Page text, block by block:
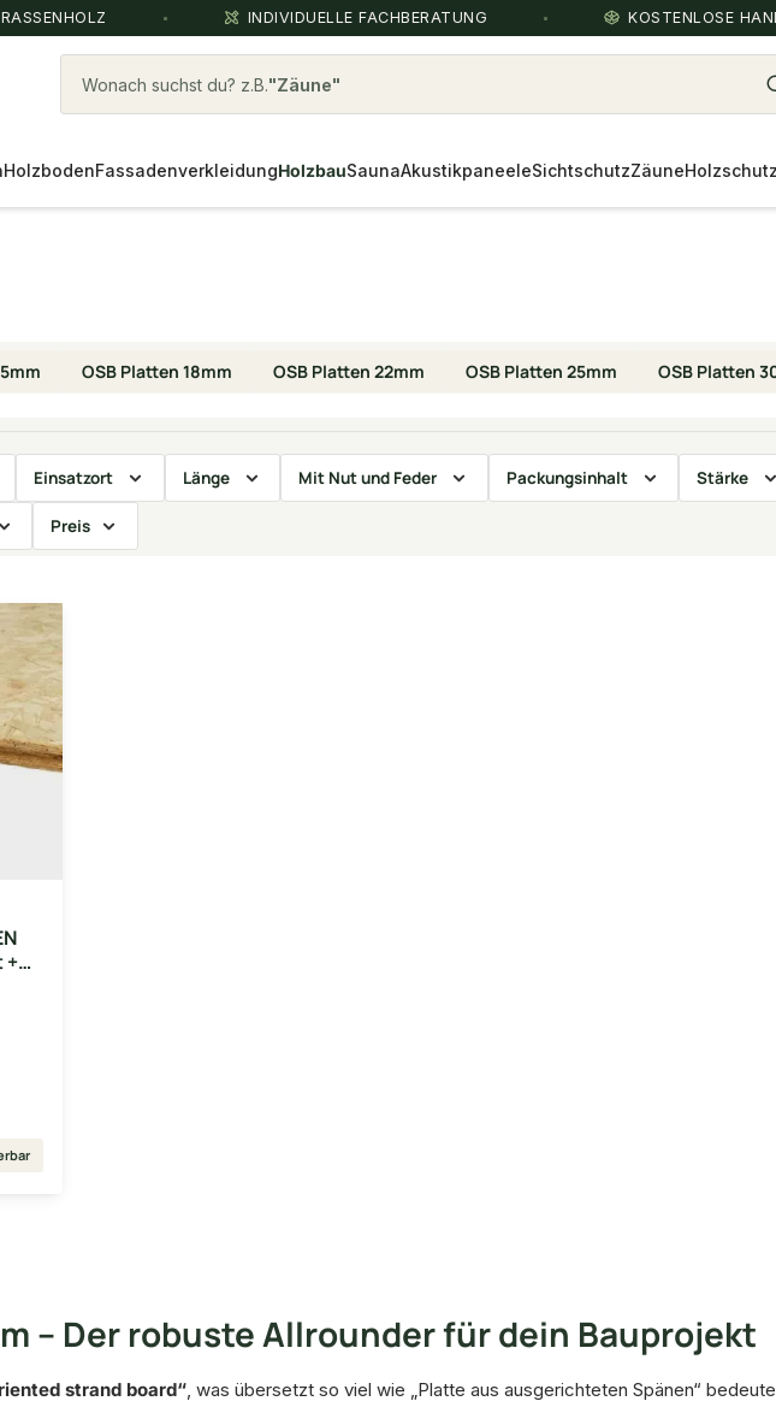
INDIVIDUELLE FACHBERATUNG KOSTENLOSE
Wonach suchst du? z.B.
HolzbodenFassadenverkleidungHolzbauSaunaAkustikpaneeleSichtschutzZäuneHolzschutz
OSB Platten 18mm OSB Platten 22mm OSB Platten 25mm OSB Platten
Einsatzort Länge Mit Nut und Feder Packungsinhalt Stärke
Preis
+
– Der robuste Allrounder für dein Bauprojekt
strand board“ , was übersetzt so viel wie „Platte aus ausgerichteten Spänen“